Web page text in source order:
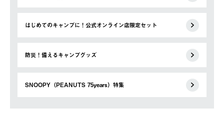
はじめてのキャンプに！公式オンライン店限定セット
防災！備えるキャンプグッズ
SNOOPY（PEANUTS 75years）特集